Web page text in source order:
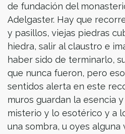
de fundación del
Adelgaster. Hay que
y pasillos, viejas piedras
hiedra, salir al claustro e
haber sido de terminarlo,
que nunca fueron, pero
sentidos alerta en este
muros guardan la esencia
misterio y lo esotérico y a
una sombra, u oyes alguna